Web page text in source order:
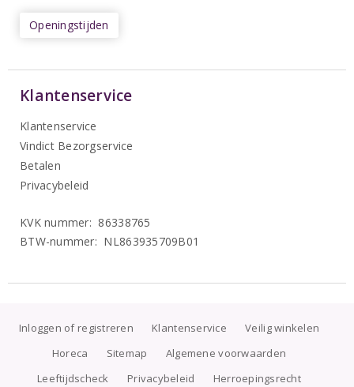
Openingstijden
Klantenservice
Klantenservice
Vindict Bezorgservice
Betalen
Privacybeleid
KVK nummer: 86338765
BTW-nummer: NL863935709B01
Inloggen of registreren Klantenservice
Veilig winkelen
Horeca
Sitemap
Algemene voorwaarden
Leeftijdscheck
Privacybeleid Herroepingsrecht